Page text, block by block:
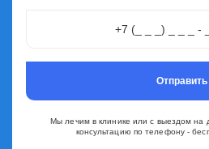
Отправить
Мы лечим в клинике или с выездом на
консультацию по телефону -